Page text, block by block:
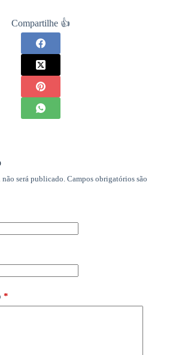
Compartilhe 👍
será publicado. Campos obrigatórios são
*